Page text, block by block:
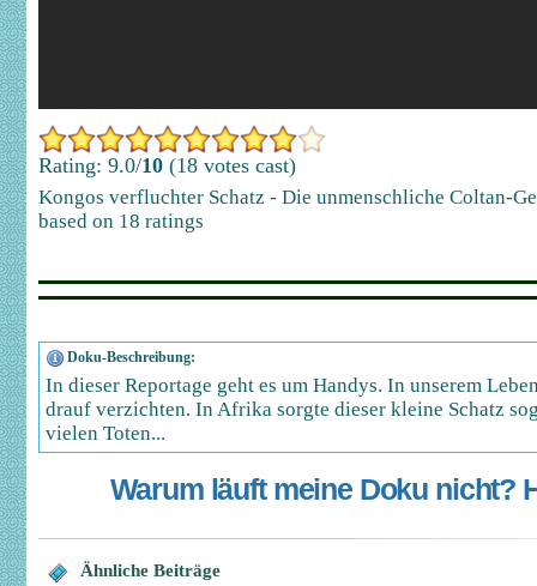
Rating: 9.0/10 (18 votes cast)
Kongos verfluchter Schatz - Die unmenschliche Coltan-
based on 18 ratings
Doku-Beschreibung:
In dieser Reportage geht es um Handys. In unserem
drauf verzichten. In Afrika sorgte dieser kleine Schatz
vielen Toten...
Warum läuft meine Doku nicht?
Ähnliche Beiträge